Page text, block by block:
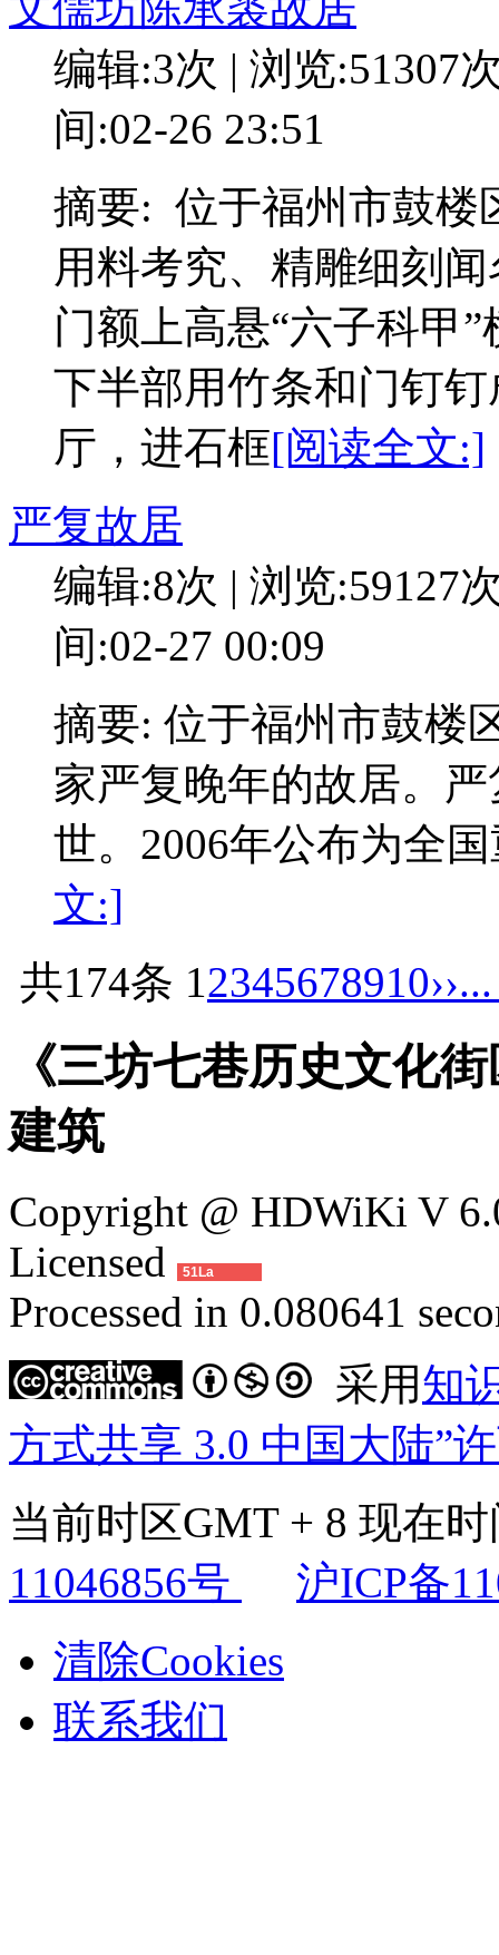
编辑:3次 | 浏览:51307
间:02-26 23:51
摘要: 位于福州市鼓楼
用料考究、精雕细刻
门额上高悬“六子科甲
下半部用竹条和门钉
厅，进石框[阅读全文:]
严复故居
编辑:8次 | 浏览:59127
间:02-27 00:09
摘要: 位于福州市鼓楼
家严复晚年的故居。
世。2006年公布为全
文:]
共174条 12345678910››
《三坊七巷历史文化
建筑
Copyright @ HDWiKi V
Licensed
51La
Processed in 0.080641
采用知
方式共享 3.0 中国大陆”
当前时区GMT + 8 现在
11046856号
沪ICP备
清除Cookies
联系我们